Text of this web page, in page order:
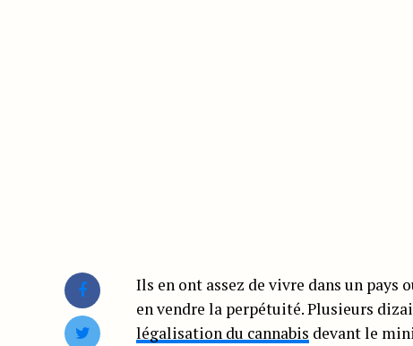
Ils en ont assez de vivre dans un pays
en vendre la perpétuité. Plusieurs
légalisation du cannabis devant le